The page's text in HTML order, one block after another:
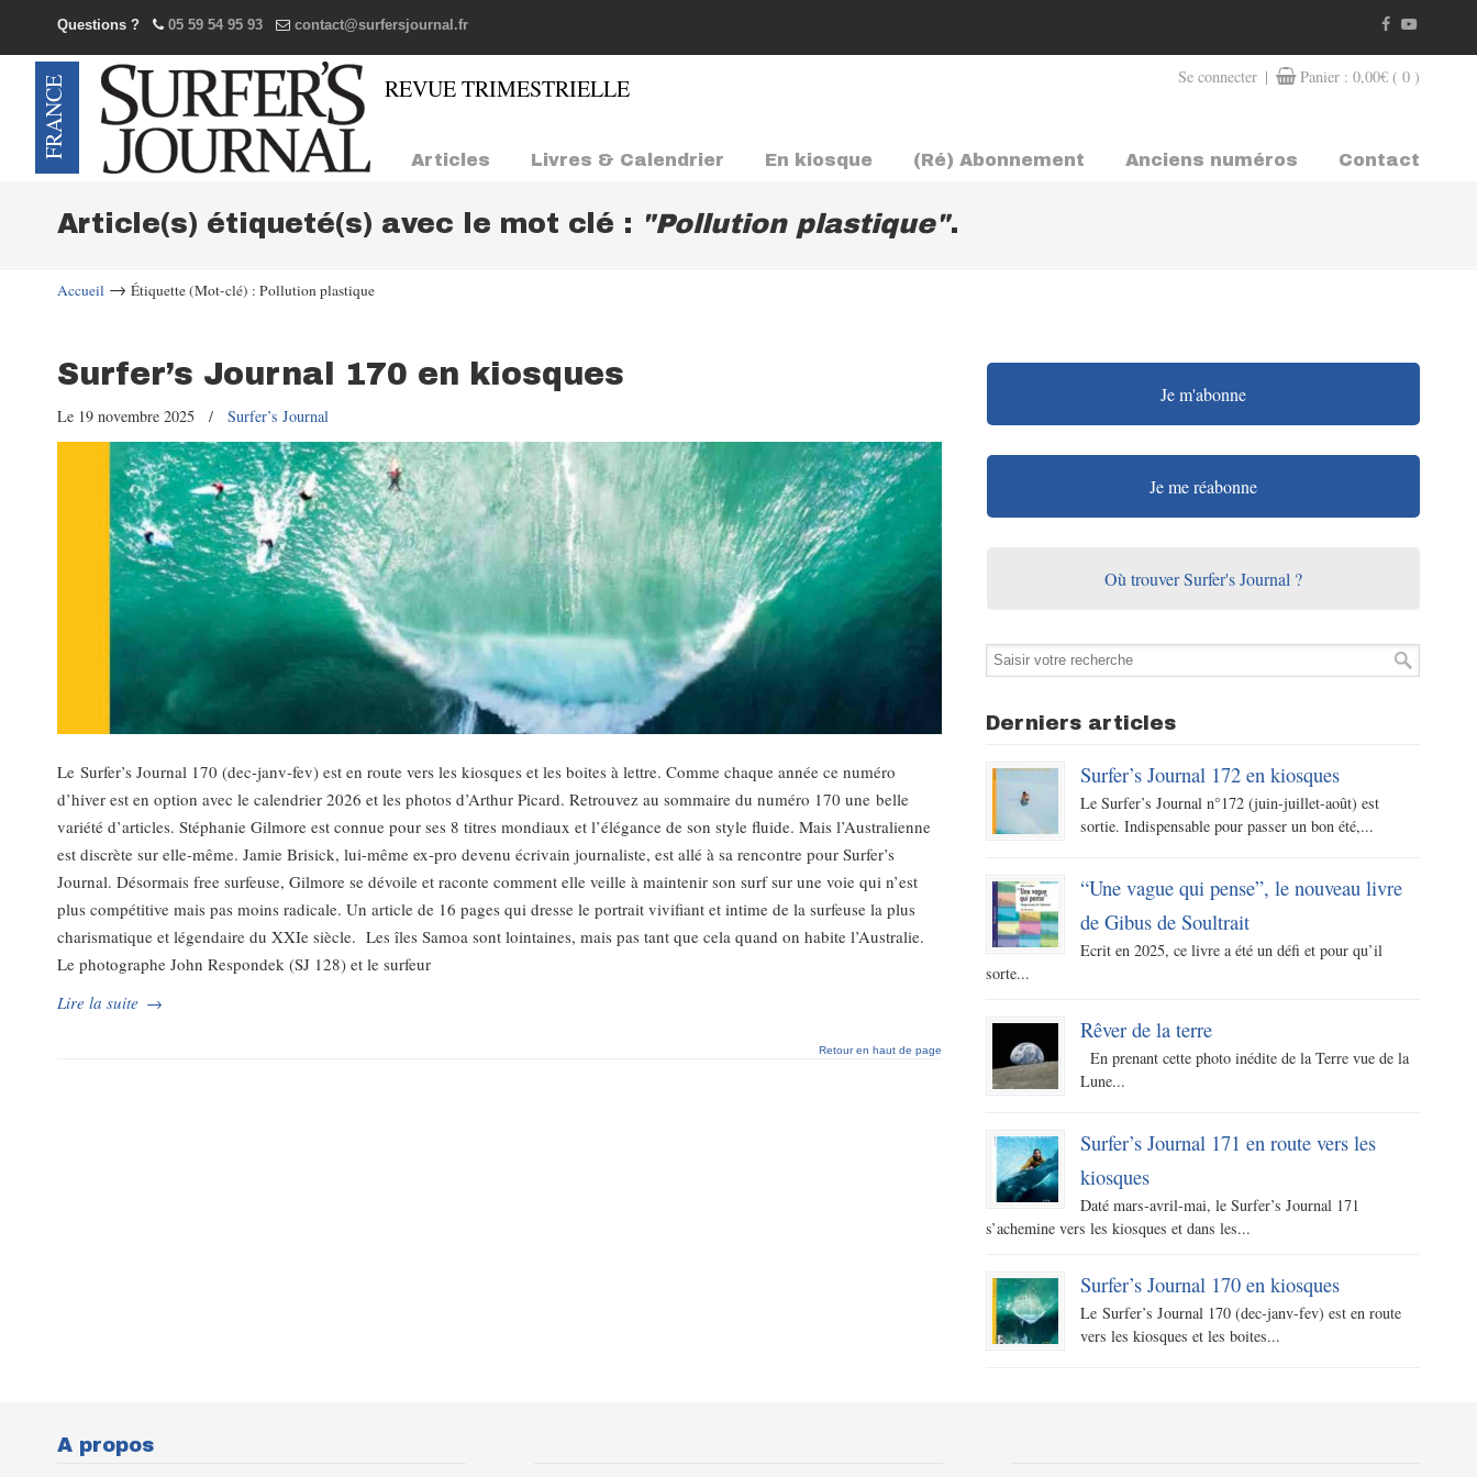
Questions ? 05 59 54 95 93 contact@surfersjournal.fr
Se connecter | Panier : 0,00€ ( 0 )
Articles Livres & Calendrier En kiosque (Ré) Abonnement Anciens numéros Contact
Navigation
Article(s) étiqueté(s) avec le mot clé : "Pollution plastique".
Accueil → Étiquette (Mot-clé) : Pollution plastique
Surfer’s Journal 170 en kiosques
Le 19 novembre 2025 / Surfer’s Journal
Le Surfer’s Journal 170 (dec-janv-fev) est en route vers les kiosques et les boites à lettre. Comme chaque année ce numéro
d’hiver est en option avec le calendrier 2026 et les photos d’Arthur Picard. Retrouvez au sommaire du numéro 170 une belle
variété d’articles. Stéphanie Gilmore est connue pour ses 8 titres mondiaux et l’élégance de son style fluide. Mais l’Australienne
est discrète sur elle-même. Jamie Brisick, lui-même ex-pro devenu écrivain journaliste, est allé à sa rencontre pour Surfer’s
Journal. Désormais free surfeuse, Gilmore se dévoile et raconte comment elle veille à maintenir son surf sur une voie qui n’est
plus compétitive mais pas moins radicale. Un article de 16 pages qui dresse le portrait vivifiant et intime de la surfeuse la plus
charismatique et légendaire du XXIe siècle. Les îles Samoa sont lointaines, mais pas tant que cela quand on habite l’Australie.
Le photographe John Respondek (SJ 128) et le surfeur
Lire la suite →
Retour en haut de page
Je m'abonne
Je me réabonne
Où trouver Surfer's Journal ?
Derniers articles
Surfer’s Journal 172 en kiosques
Le Surfer’s Journal n°172 (juin-juillet-août) est
sortie. Indispensable pour passer un bon été,...
“Une vague qui pense”, le nouveau livre
de Gibus de Soultrait
Ecrit en 2025, ce livre a été un défi et pour qu’il
sorte...
Rêver de la terre
En prenant cette photo inédite de la Terre vue de la
Lune...
Surfer’s Journal 171 en route vers les
kiosques
Daté mars-avril-mai, le Surfer’s Journal 171
s’achemine vers les kiosques et dans les...
Surfer’s Journal 170 en kiosques
Le Surfer’s Journal 170 (dec-janv-fev) est en route
vers les kiosques et les boites...
A propos